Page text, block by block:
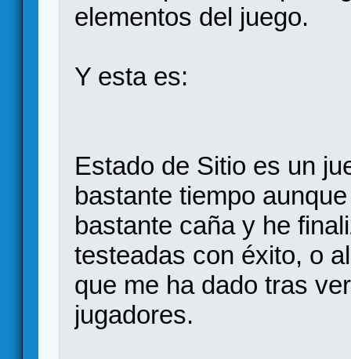
elementos del juego.
Y esta es:
Estado de Sitio es un
bastante tiempo
bastante caña y he
testeadas con éxito, o
que me ha dado tras
jugadores.